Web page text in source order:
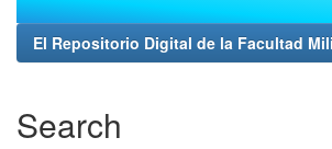
El Repositorio Digital de la Facultad
Search